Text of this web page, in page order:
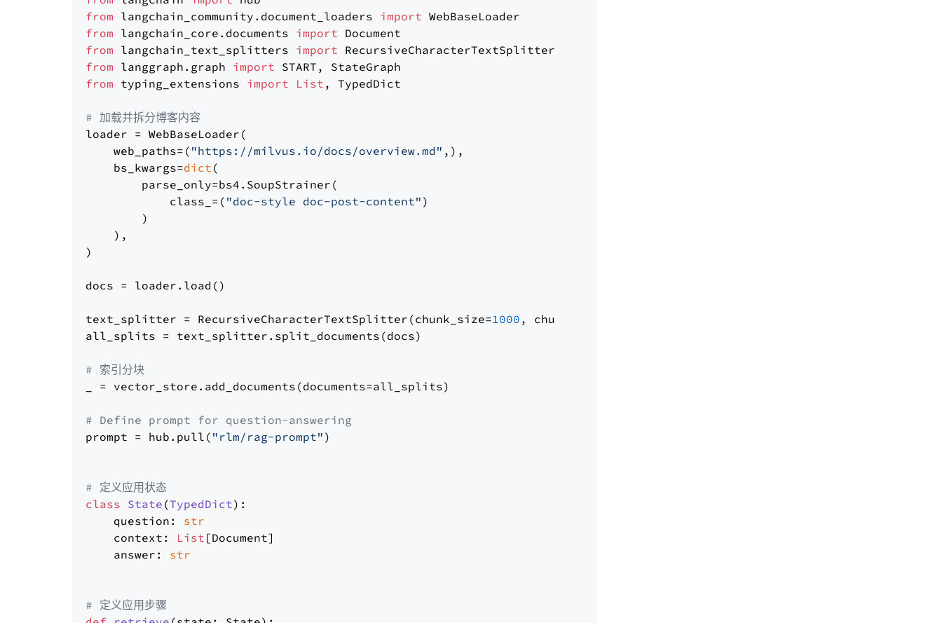
from langchain_community.document_loaders import
from langchain_core.documents import
from langchain_text_splitters import
from langgraph.graph import
from typing_extensions import List , TypedDict
# 加载并拆分博客内容
loader = WebBaseLoader(
    web_paths=(
"https://milvus.io/docs/overview.md" ,),
    bs_kwargs=
dict (
        parse_only=bs4.SoupStrainer(
            class_=(
"doc-style doc-post-content" )
        )
    ),
)
docs = loader.load()
text_splitter = RecursiveCharacterTextSplitter(chunk_size=1000 , chunk_overlap=
all_splits = text_splitter.split_documents(docs)
# 索引分块
_ = vector_store.add_documents(documents=all_splits)
# Define prompt for question-answering
prompt = hub.pull( "rlm/rag-prompt" )
# 定义应用状态
class State (TypedDict):
    question:
str
    context:
List [Document]
    answer:
str
# 定义应用步骤